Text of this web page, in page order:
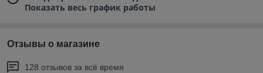
Показать весь график работы
Отзывы о магазине
128 отзывов за всё время